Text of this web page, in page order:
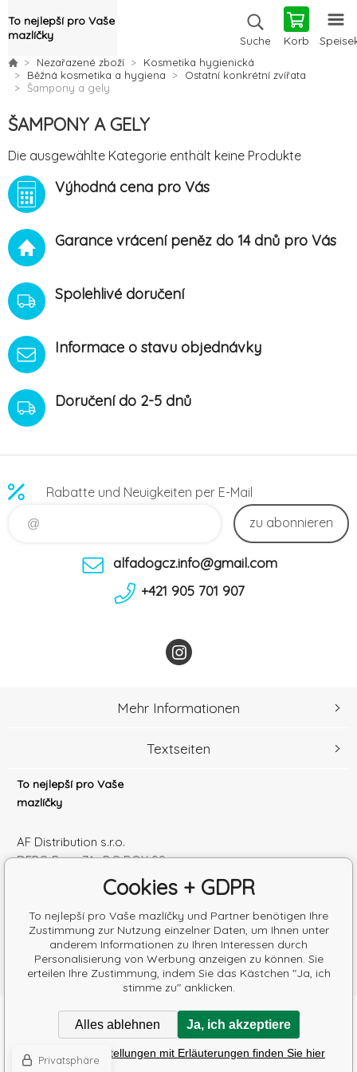
To nejlepší pro Vaše
mazlíčky
Suche Korb
Nezařazené zboží
Kosmetika hygienická
Běžná kosmetika a hygiena
Ostatní konkrétní zvířata
Šampony a gely
ŠAMPONY A GELY
Die ausgewählte Kategorie enthält keine Produkte
Výhodná cena pro Vás
Garance vrácení peněz do 14 dnů pro Vás
Spolehlivé doručení
Informace o stavu objednávky
Doručení do 2-5 dnů
Rabatte und Neuigkeiten per E-Mail
zu abonnieren
alfadogcz.info@gmail.com
+421 905 701 907
To nejlepší pro Vaše
mazlíčky
AF Distribution s.r.o.
DEPO Brno 71 , P.O.BOX 99
Česká republika
Handelsregister Nr.: 52010180
Steuernum.: SK2120864328
Mehr Informationen
Textseiten
Copyright © 2026 AF Distribution s.r.o.
Alle Rechte vorbehalten.
Eshops & webseiten BINARGON.cz-Lageplan
Poradíme s výběrem krmiva
Cookies + GDPR
To nejlepší pro Vaše mazlíčky und Partner benötigen Ihre
Zustimmung zur Nutzung einzelner Daten, um Ihnen unter
anderem Informationen zu Ihren Interessen durch
Personalisierung von Werbung anzeigen zu können. Sie
erteilen Ihre Zustimmung, indem Sie das Kästchen "Ja, ich
stimme zu" anklicken.
Alles ablehnen Ja, ich akzeptiere
Detaillierte Einstellungen mit Erläuterungen finden Sie hier
Privatsphäre